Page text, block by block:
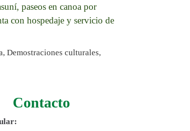
paseos en canoa por
con hospedaje y servicio de
Demostraciones culturales,
Contacto